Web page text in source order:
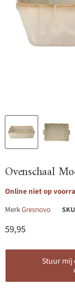
Ovenschaal
Online niet op
MerkGresnovo SKU
Huidige prijs
59,95
Stuur mij